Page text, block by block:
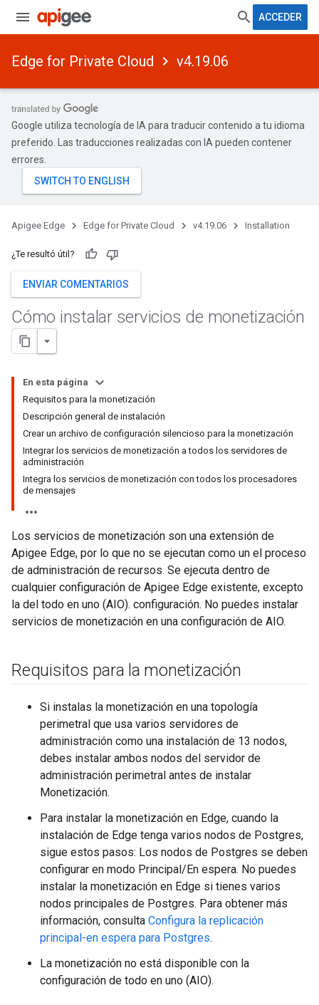
ACCEDER
Edge for Private Cloud v4.19.06
Google utiliza tecnología de IA para traducir contenido a tu idioma
preferido. Las traducciones realizadas con IA pueden contener
errores.
Apigee Edge Edge for Private Cloud v4.19.06 Installation
¿Te resultó útil?
ENVIAR COMENTARIOS
Cómo instalar servicios de monetización
En esta página
Requisitos para la monetización
Descripción general de instalación
Crear un archivo de configuración silencioso para la monetización
Integrar los servicios de monetización a todos los servidores de
administración
Integra los servicios de monetización con todos los procesadores
de mensajes
Los servicios de monetización son una extensión de
Apigee Edge, por lo que no se ejecutan como un el proceso
de administración de recursos. Se ejecuta dentro de
cualquier configuración de Apigee Edge existente, excepto
la del todo en uno (AIO). configuración. No puedes instalar
servicios de monetización en una configuración de AIO.
Requisitos para la monetización
Si instalas la monetización en una topología
perimetral que usa varios servidores de
administración como una instalación de 13 nodos,
debes instalar ambos nodos del servidor de
administración perimetral antes de instalar
Monetización.
Para instalar la monetización en Edge, cuando la
instalación de Edge tenga varios nodos de Postgres,
sigue estos pasos: Los nodos de Postgres se deben
configurar en modo Principal/En espera. No puedes
instalar la monetización en Edge si tienes varios
nodos principales de Postgres. Para obtener más
información, consulta Configura la replicación
principal-en espera para Postgres.
La monetización no está disponible con la
configuración de todo en uno (AIO).